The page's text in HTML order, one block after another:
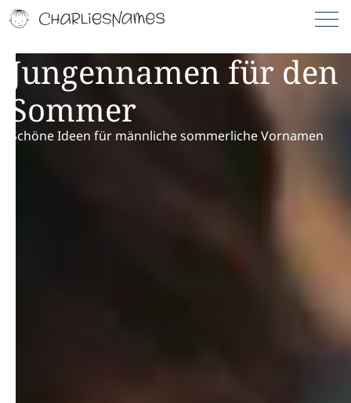
Jungennamen für den
Sommer
Schöne Ideen für männliche sommerliche Vornamen